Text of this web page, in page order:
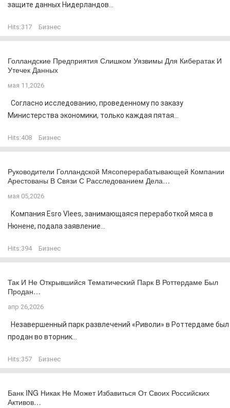
защите данных Нидерландов...
Hits:317 Бизнес
Голландские Предприятия Слишком Уязвимы Для Кибератак И
Утечек Данных
мая 11,2026
Согласно исследованию, проведенному по заказу
Министерства экономики, только каждая пятая...
Hits:408 Бизнес
Руководители Голландской Мясоперерабатывающей Компании
Арестованы В Связи С Расследованием Дела…
мая 05,2026
Компания Esro Vlees, занимающаяся переработкой мяса в
Нюнене, подала заявление...
Hits:394 Бизнес
Так И Не Открывшийся Тематический Парк В Роттердаме Был
Продан…
апр 26,2026
Незавершенный парк развлечений «Риволи» в Роттердаме был
продан во вторник...
Hits:357 Бизнес
Банк ING Никак Не Может Избавиться От Своих Российских
Активов…